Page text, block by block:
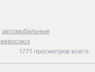
автомобильные
евросоюз
1771 просмотров всего.